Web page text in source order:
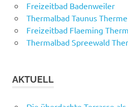
Freizeitbad Badenweiler
Thermalbad Taunus
Freizeitbad Flaeming
Thermalbad Spreewald
AKTUELL